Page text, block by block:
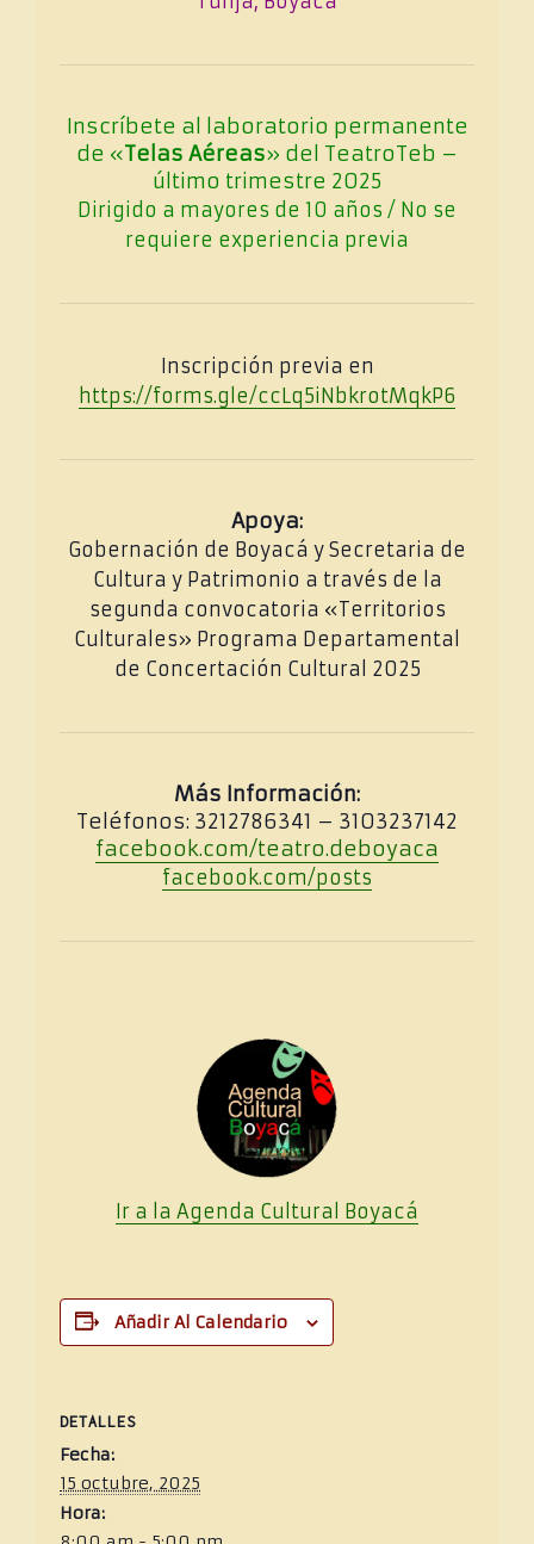
Inscríbete al laboratorio permanente
de «Telas Aéreas» del TeatroTeb –
último trimestre 2025
Dirigido a mayores de 10 años / No se
requiere experiencia previa
Inscripción previa en
https://forms.gle/ccLq5iNbkrotMqkP6
Apoya:
Gobernación de Boyacá y Secretaria de
Cultura y Patrimonio a través de la
segunda convocatoria «Territorios
Culturales» Programa Departamental
de Concertación Cultural 2025
Más Información:
Teléfonos: 3212786341 – 3103237142
facebook.com/teatro.deboyaca
facebook.com/posts
Ir a la Agenda Cultural Boyacá
Añadir Al Calendario
DETALLES
Fecha:
15 octubre, 2025
Hora: